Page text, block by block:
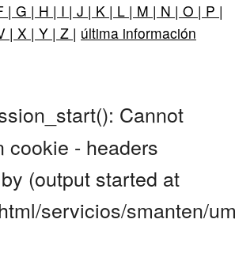
| G | H | I | J | K | L | M | N | O | P |
| X | Y | Z | última información
Cannot
cookie - headers
(output started at
servicios/smanten/